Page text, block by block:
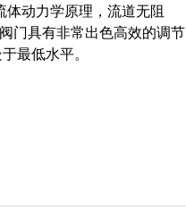
体动力学原理，流道无阻
门具有非常出色高效的调节
最低水平。